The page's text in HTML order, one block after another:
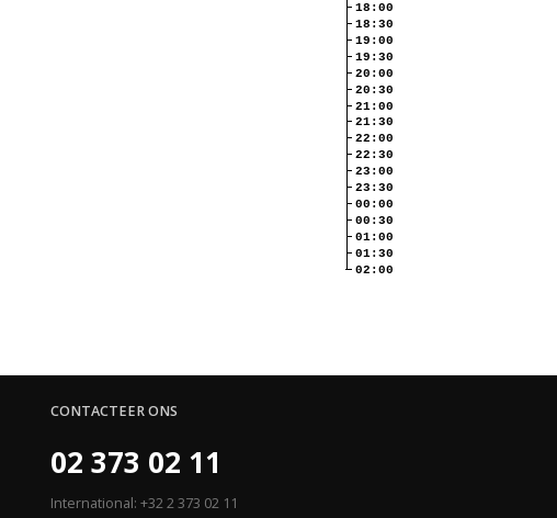
18:00
18:30
19:00
19:30
20:00
20:30
21:00
21:30
22:00
22:30
23:00
23:30
00:00
00:30
01:00
01:30
02:00
CONTACTEER ONS
02 373 02 11
International: +32 2 373 02 11